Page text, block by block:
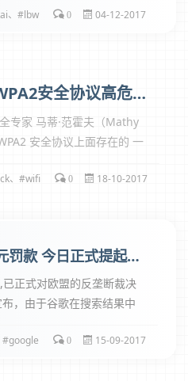
后B站up主“松鼠打不过仓
、 lbw 0 04-12-2017
WIFI已不再安全！WPA2安全协议高危漏洞 面对 KRACK 漏洞，我们该如何保护自己？
专家 马蒂·范霍夫（Mathy
安全协议上面存在的 一
你很有可能会受到影响。 不
、 wifi 0 18-10-2017
谷歌不服欧盟29亿美元罚款 今日正式提起上诉
正式对欧盟的反垄断裁决
，由于谷歌在搜索结果中
。谷歌当时曾发表声明称，
google 0 15-09-2017